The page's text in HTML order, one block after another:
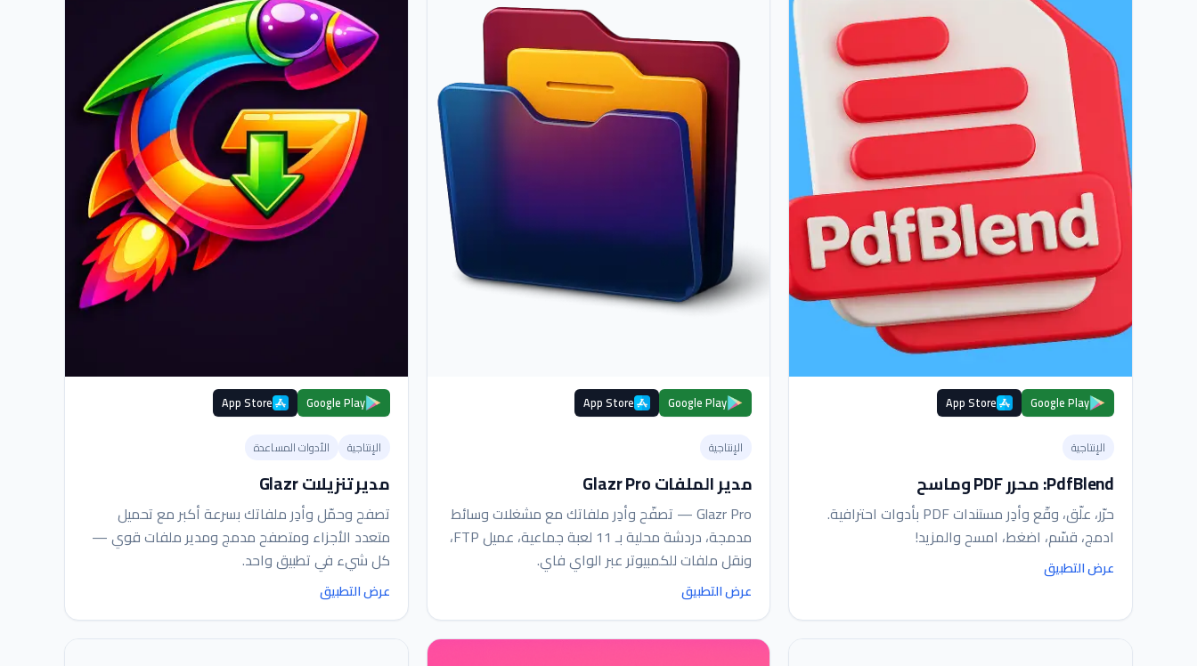
Google Play
App Store
الإنتاجية
PdfBlend: محرر PDF وماسح
حرّر، علّق، وقّع وأدِر مستندات PDF بأدوات احترافية.
ادمج، قسّم، اضغط، امسح والمزيد!
عرض التطبيق
Google Play
App Store
الإنتاجية
مدير الملفات Glazr Pro
Glazr Pro — تصفّح وأدِر ملفاتك مع مشغلات وسائط
مدمجة، دردشة محلية بـ 11 لعبة جماعية، عميل FTP،
ونقل ملفات للكمبيوتر عبر الواي فاي.
عرض التطبيق
Google Play
App Store
الإنتاجية الأدوات المساعدة
مدير تنزيلات Glazr
تصفح وحمّل وأدِر ملفاتك بسرعة أكبر مع تحميل
متعدد الأجزاء ومتصفح مدمج ومدير ملفات قوي —
كل شيء في تطبيق واحد.
عرض التطبيق